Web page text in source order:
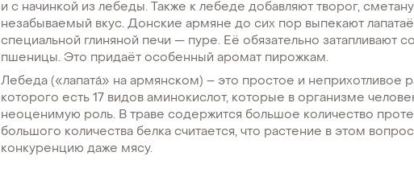
и с начинкой из лебеды. Также к лебеде добавляют творог,
незабываемый вкус. Донские армяне до сих пор выпекают
специальной глиняной печи — пуре. Её обязательно затапливают
пшеницы. Это придаёт особенный аромат пирожкам.
Лебеда («лапата́» на армянском) – это простое и неприхотливое
которого есть 17 видов аминокислот, которые в организме
неоценимую роль. В траве содержится большое количество
большого количества белка считается, что растение в этом
конкуренцию даже мясу.